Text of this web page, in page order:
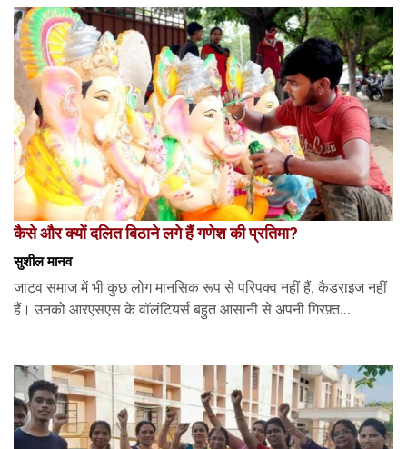
कैसे और क्यों दलित बिठाने लगे हैं गणेश की प्रतिमा?
सुशील मानव
जाटव समाज में भी कुछ लोग मानसिक रूप से परिपक्व नहीं हैं, कैडराइज नहीं
हैं। उनको आरएसएस के वॉलंटियर्स बहुत आसानी से अपनी गिरफ़्त...